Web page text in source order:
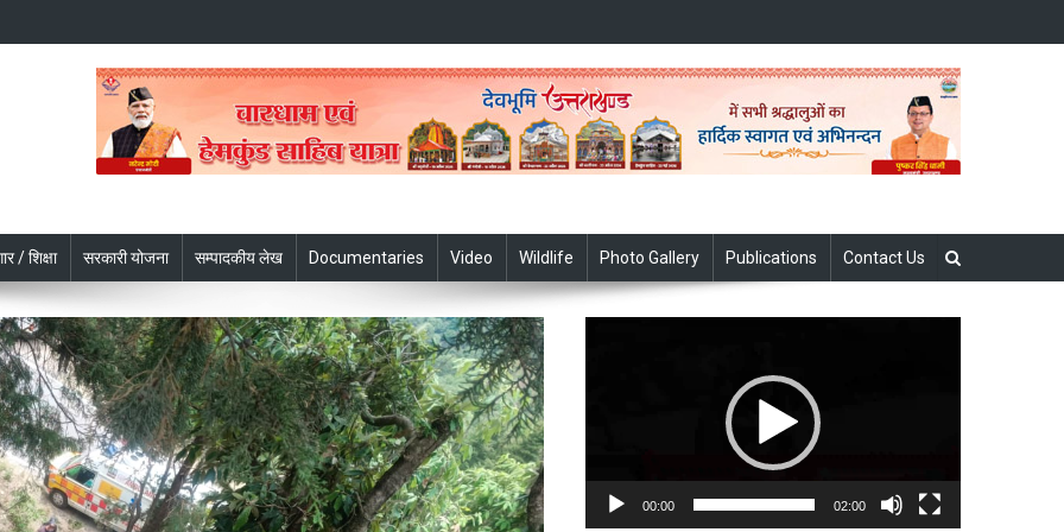
/ शिक्षा सरकारी योजना सम्पादकीय लेख Documentaries Video Wildlife Photo Gallery Publications Contact Us
00:00 02:00